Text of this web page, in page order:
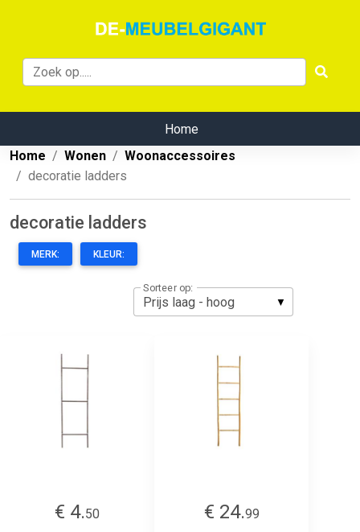
Home
Home
Wonen
Woonaccessoires
decoratie ladders
decoratie ladders
MERK: KLEUR:
Sorteer op:
€ 4.50
€ 24.99